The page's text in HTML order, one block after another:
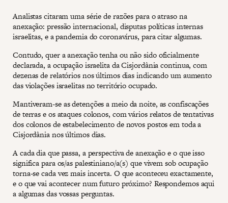
Analistas citaram uma série de razões para o atraso na
anexação: pressão internacional, disputas políticas internas
israelitas, e a pandemia do coronavírus, para citar algumas.
Contudo, quer a anexação tenha ou não sido oficialmente
declarada, a ocupação israelita da Cisjordânia continua, com
dezenas de relatórios nos últimos dias indicando um aumento
das violações israelitas no território ocupado.
Mantiveram-se as detenções a meio da noite, as confiscações
de terras e os ataques colonos, com vários relatos de tentativas
dos colonos de estabelecimento de novos postos em toda a
Cisjordânia nos últimos dias.
A cada dia que passa, a perspectiva de anexação e o que isso
significa para os/as palestiniano/a(s) que vivem sob ocupação
torna-se cada vez mais incerta. O que aconteceu exactamente,
e o que vai acontecer num futuro próximo? Respondemos aqui
a algumas das vossas perguntas.